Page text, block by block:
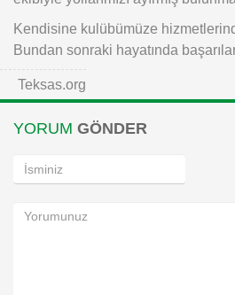
Kendisine kulübümüze
Bundan sonraki hayatında
Teksas.org
YORUM GÖNDER